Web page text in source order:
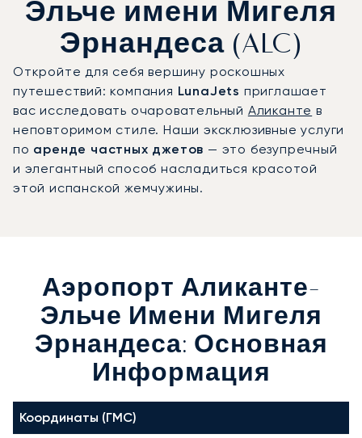
Эльче имени Мигеля
Эрнандеса (ALC)
Откройте для себя вершину роскошных
путешествий: компания LunaJets приглашает
вас исследовать очаровательный Аликанте в
неповторимом стиле. Наши эксклюзивные услуги
по аренде частных джетов — это безупречный
и элегантный способ насладиться красотой
этой испанской жемчужины.
Аэропорт Аликанте-
Эльче Имени Мигеля
Эрнандеса: Основная
Информация
Координаты (ГМС)